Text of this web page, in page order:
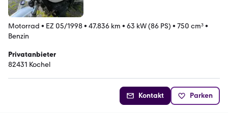
Motorrad • EZ 05/1998• 47.836 km • 63 kW (86 PS) • 750 cm³•
Benzin
Privatanbieter
82431 Kochel
Kontakt Parken